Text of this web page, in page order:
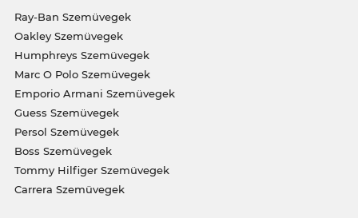
Ray-Ban Szemüvegek
Oakley Szemüvegek
Humphreys Szemüvegek
Marc O Polo Szemüvegek
Emporio Armani Szemüvegek
Guess Szemüvegek
Persol Szemüvegek
Boss Szemüvegek
Tommy Hilfiger Szemüvegek
Carrera Szemüvegek